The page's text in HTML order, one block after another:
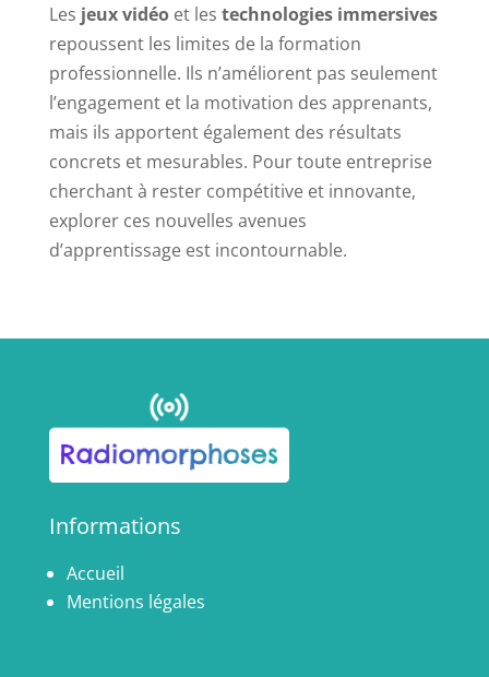
Les jeux vidéoet les technologies immersives
repoussent les limites de la formation
professionnelle. Ils n’améliorent pas seulement
l’engagement et la motivation des apprenants,
mais ils apportent également des résultats
concrets et mesurables. Pour toute entreprise
cherchant à rester compétitive et innovante,
explorer ces nouvelles avenues
d’apprentissage est incontournable.
Informations
Accueil
Mentions légales